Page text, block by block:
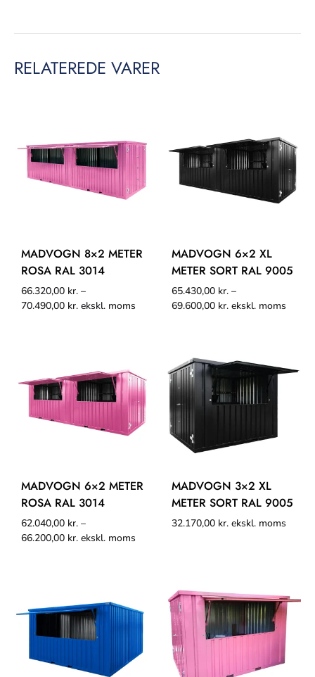
RELATEREDE VARER
MADVOGN 8×2 METER
ROSA RAL 3014
66.320,00 kr. –
70.490,00 kr. ekskl. moms
MADVOGN 6×2 XL
METER SORT RAL 9005
65.430,00 kr. –
69.600,00 kr. ekskl. moms
MADVOGN 6×2 METER
ROSA RAL 3014
62.040,00 kr. –
66.200,00 kr. ekskl. moms
MADVOGN 3×2 XL
METER SORT RAL 9005
32.170,00 kr. ekskl. moms